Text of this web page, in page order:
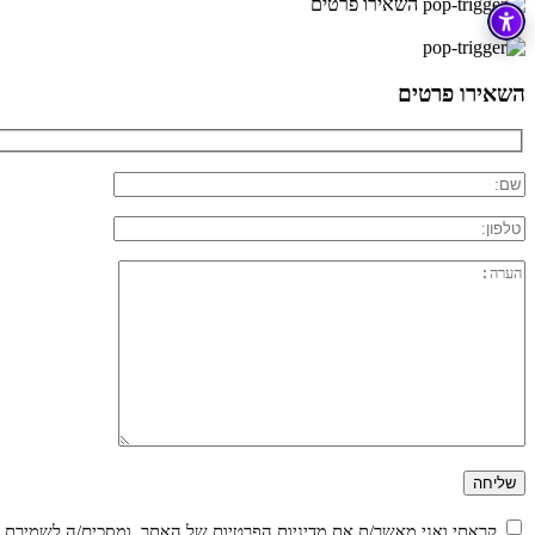
השאירו פרטים
×
השאירו פרטים
קראתי ואני מאשר/ת את מדיניות הפרטיות של האתר, ומסכים/ה לשמירת